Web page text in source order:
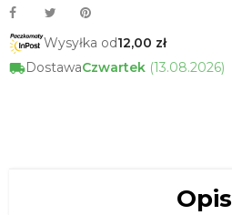
Wysyłka od12,00 zł
DostawaCzwartek (13.08.2026)
Opis